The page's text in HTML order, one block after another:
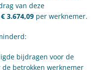
van deze
€ 3.674,09 per werknemer.
bijdragen voor de
betrokken werknemer